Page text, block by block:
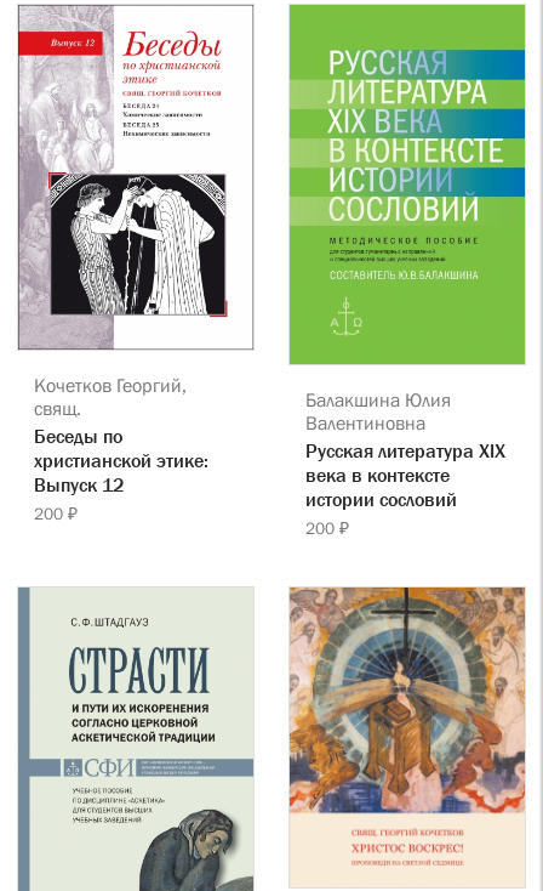
Кочетков Георгий,
свящ.
Беседы по
христианской этике:
Выпуск 12
200 ₽
Балакшина Юлия
Валентиновна
Русская литература ХIХ
века в контексте
истории сословий
200 ₽